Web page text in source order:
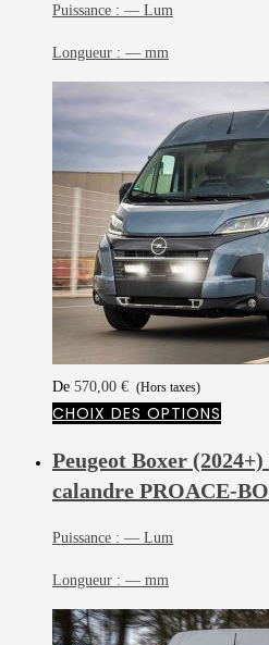
Puissance : — Lum
Longueur : — mm
De 570,00 € (Hors taxes)
CHOIX DES OPTIONS
Peugeot Boxer
calandre PROACE-
Puissance : — Lum
Longueur : — mm